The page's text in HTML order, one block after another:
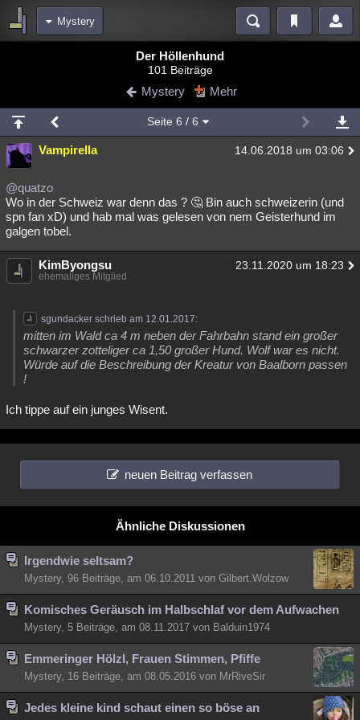
Mystery
Blogs Videos
Chat Wiki Neuigkeiten
meine Rubriken
Menschen Wissenschaft Mystery Kriminalfälle
Spiritualität
Natur Umfragen Unterhaltung
weitere Rubriken
Philosophie Träume Literatur
Musik Clash Verbesserungen Allmystery English
Übersichten
Besucht
Lesenswert Schlüsselwörter
Der Höllenhund
101 Beiträge
Mystery Mehr
Seite 6 / 6
Vampirella 14.06.2018 um 03:06
@quatzo
Wo in der Schweiz war denn das ? 🤔 Bin auch schweizerin (und
spn fan xD) und hab mal was gelesen von nem Geisterhund im
galgen tobel.
KimByongsu 23.11.2020 um 18:23
ehemaliges Mitglied
sgundacker schrieb am 12.01.2017:
mitten im Wald ca 4 m neben der Fahrbahn stand ein großer
schwarzer zotteliger ca 1,50 großer Hund. Wolf war es nicht.
Würde auf die Beschreibung der Kreatur von Baalborn passen
!
Ich tippe auf ein junges Wisent.
neuen Beitrag verfassen
Ähnliche Diskussionen
Irgendwie seltsam?
Mystery, 96 Beiträge, am 06.10.2011 von Gilbert.Wolzow
Komisches Geräusch im Halbschlaf vor dem Aufwachen
Mystery, 5 Beiträge, am 08.11.2017 von Balduin1974
Emmeringer Hölzl, Frauen Stimmen, Pfiffe
Mystery, 16 Beiträge, am 08.05.2016 von MrRiveSir
Jedes kleine kind schaut einen so böse an